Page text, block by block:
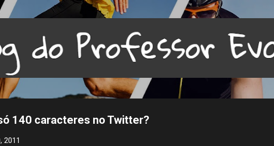
Pular para o conteúdo principal
140 caracteres no Twitter?
2011